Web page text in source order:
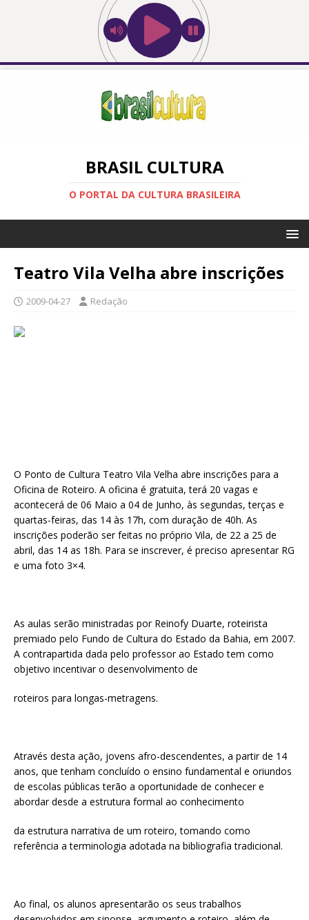
BRASIL CULTURA
O PORTAL DA CULTURA BRASILEIRA
Teatro Vila Velha abre inscrições
2009-04-27 Redação
O Ponto de Cultura Teatro Vila Velha abre inscrições para a
Oficina de Roteiro. A oficina é gratuita, terá 20 vagas e
acontecerá de 06 Maio a 04 de Junho, às segundas, terças e
quartas-feiras, das 14 às 17h, com duração de 40h. As
inscrições poderão ser feitas no próprio Vila, de 22 a 25 de
abril, das 14 as 18h. Para se inscrever, é preciso apresentar RG
e uma foto 3×4.
As aulas serão ministradas por Reinofy Duarte, roteirista
premiado pelo Fundo de Cultura do Estado da Bahia, em 2007.
A contrapartida dada pelo professor ao Estado tem como
objetivo incentivar o desenvolvimento de
roteiros para longas-metragens.
Através desta ação, jovens afro-descendentes, a partir de 14
anos, que tenham concluído o ensino fundamental e oriundos
de escolas públicas terão a oportunidade de conhecer e
abordar desde a estrutura formal ao conhecimento
da estrutura narrativa de um roteiro, tomando como
referência a terminologia adotada na bibliografia tradicional.
Ao final, os alunos apresentarão os seus trabalhos